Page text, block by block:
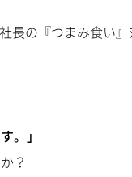
長の『つまみ食い』
。」
？